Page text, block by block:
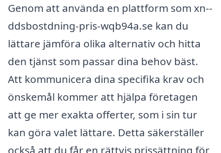
Genom att använda en plattform som xn--
ddsbostdning-pris-wqb94a.se kan du
lättare jämföra olika alternativ och hitta
den tjänst som passar dina behov bäst.
Att kommunicera dina specifika krav och
önskemål kommer att hjälpa företagen
att ge mer exakta offerter, som i sin tur
kan göra valet lättare. Detta säkerställer
också att du får en rättvis prissättning för